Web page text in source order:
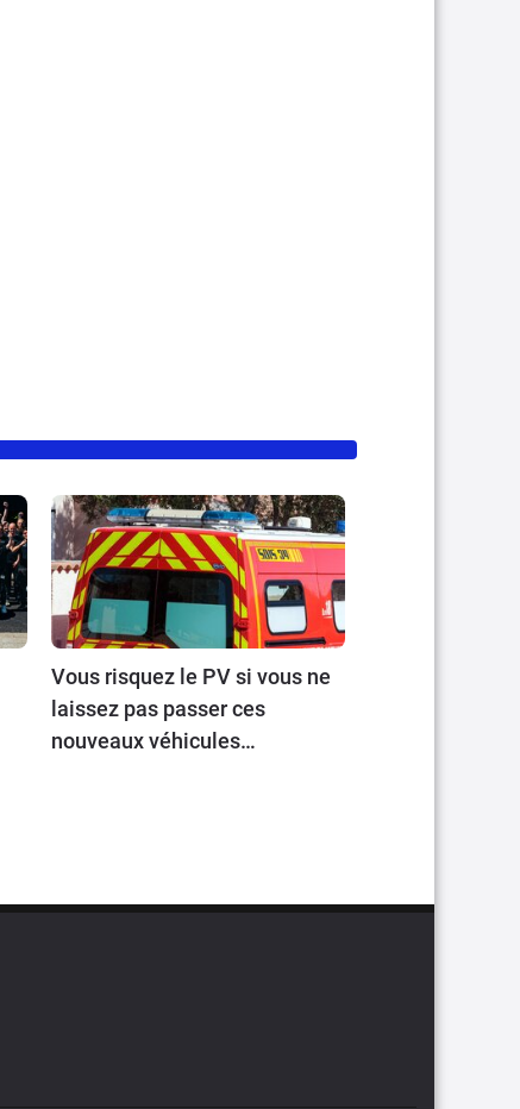
Vous risquez le PV si vous ne
laissez pas passer ces
nouveaux véhicules